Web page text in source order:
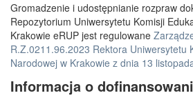
Gromadzenie i udostępnianie rozpraw
Repozytorium Uniwersytetu Komisji
Krakowie eRUP jest regulowane
R.Z.0211.96.2023 Rektora Uniwersytetu
Narodowej w Krakowie z dnia 13
Informacja o